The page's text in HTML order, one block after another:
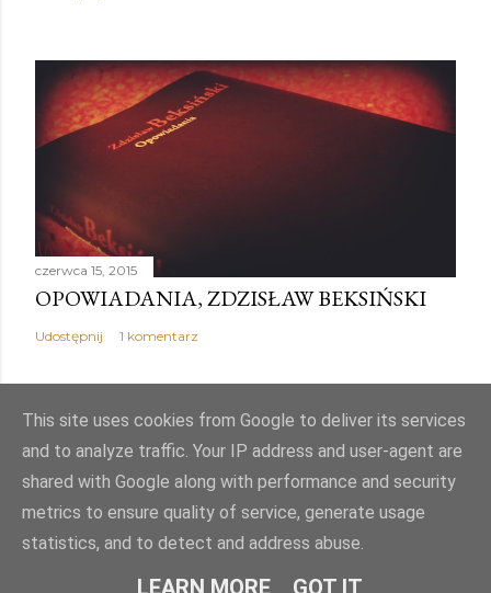
czerwca 15, 2015
OPOWIADANIA, ZDZISŁAW BEKSIŃSKI
Udostępnij 1 komentarz
Obsługiwane przez usługę Blogger
Autor obrazów motywu:Mae Burke
© PJK
This site uses cookies from Google to deliver its services
and to analyze traffic. Your IP address and user-agent are
shared with Google along with performance and security
metrics to ensure quality of service, generate usage
statistics, and to detect and address abuse.
LEARN MORE GOT IT